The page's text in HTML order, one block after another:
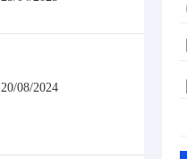
20/08/2024